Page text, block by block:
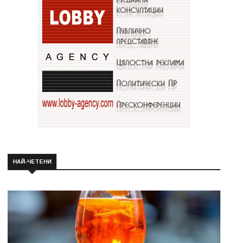
НАЙ-ЧЕТЕНИ